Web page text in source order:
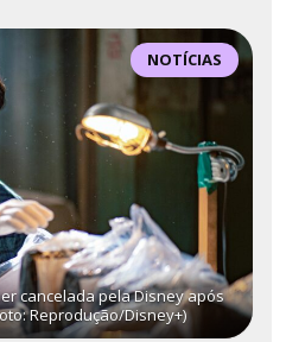
NOTÍCIAS
cancelada pela Disney após
Reprodução/Disney+)